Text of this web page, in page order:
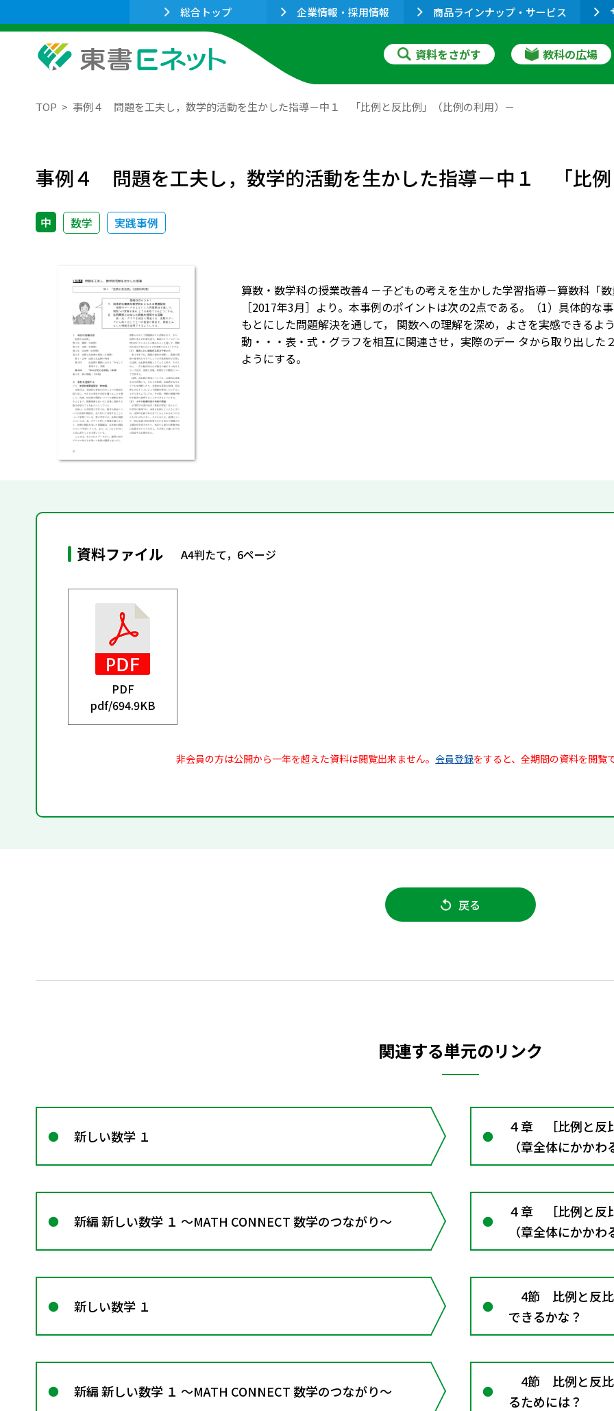
総合トップ 企業情報・採用情報 商品ラインナップ・サービス
資料をさがす 教科の広場
TOP 事例４ 問題を工夫し，数学的活動を生かした指導－中１ 「比例と反比例」（比例の利用）－
事例４ 問題を工夫し，数学的活動を生かした指導－中１ 「比例
中 数学 実践事例
算数・数学科の授業改善4 －子どもの考えを生かした学習指導－算数科「
［2017年3月］より。本事例のポイントは次の2点である。（1）具体的な
もとにした問題解決を通して， 関数への理解を深め，よさを実感できる
動・・・表・式・グラフを相互に関連させ，実際のデー タから取り出し
ようにする。
資料ファイル A4判たて，6ページ
PDF
pdf/694.9KB
非会員の方は公開から一年を超えた資料は閲覧出来ません。 会員登録をすると、全期間の資料を閲覧
戻る
関連する単元のリンク
新しい数学 １
４章 ［比例と反
（章全体にかかわ
新編 新しい数学 １ ～MATH CONNECT 数学のつながり～
４章 ［比例と反
（章全体にかかわ
新しい数学 １
4節 比例と反
できるかな？
新編 新しい数学 １ ～MATH CONNECT 数学のつながり～
4節 比例と反
るためには？